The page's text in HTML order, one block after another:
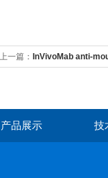
上一篇： InVivoMab anti-
产品展示 技